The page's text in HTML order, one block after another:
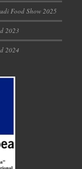
Food Show 2025
2023
2024